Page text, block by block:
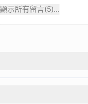
顯示所有留言(5)...